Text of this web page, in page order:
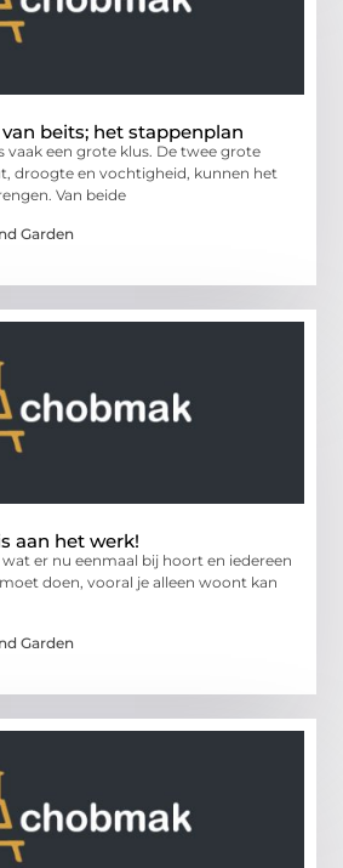
beits; het stappenplan
vaak een grote klus. De twee grote
droogte en vochtigheid, kunnen het
Van beide
Garden
aan het werk!
er nu eenmaal bij hoort en iedereen
doen, vooral je alleen woont kan
Garden